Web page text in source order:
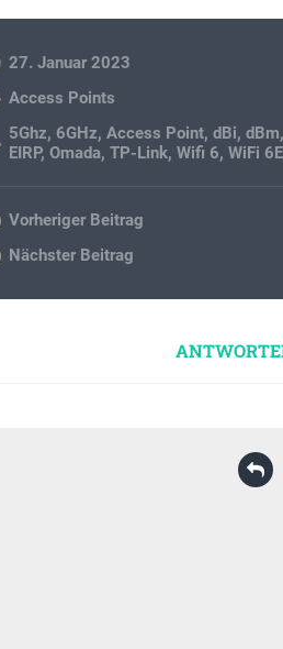
27. Januar 2023
Access Points
5Ghz, 6GHz,Access Point,dBi,dBm,
EIRP,Omada,TP-Link,Wifi 6,WiFi 6E
Vorheriger Beitrag
Nächster Beitrag